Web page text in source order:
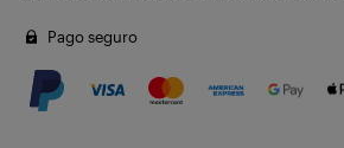
Pago seguro